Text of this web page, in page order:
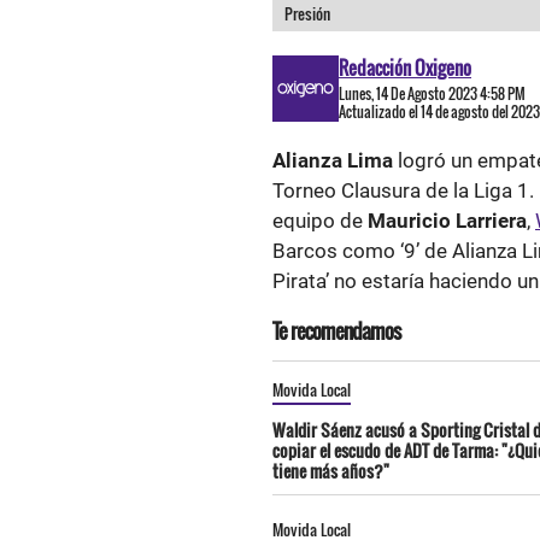
Presión
Redacción Oxigeno
Lunes, 14 De Agosto 2023 4:58 PM
Actualizado el 14 de agosto del
Alianza Lima logró un
Torneo Clausura de la Liga
equipo de Mauricio Larriera,
Barcos como ‘9’ de Alianza
Pirata’ no estaría haciendo
Te recomendamos
Movida Local
Waldir Sáenz acusó a Sporting Cristal
copiar el escudo de ADT de Tarma:
tiene más años?"
Movida Local